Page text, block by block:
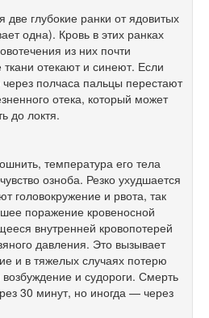
две глубокие ранки от ядовитых
одна). Кровь в этих ранках
из них почти
отекают и синеют. Если
через полчаса пальцы перестают
отека, который может
до локтя.
температура его тела
озноба. Резко ухудшается
головокружение и рвота, так
поражение кровеносной
внутренней кровопотерей
давления. Это вызывает
и в тяжелых случаях потерю
и судороги. Смерть
30 минут, но иногда — через